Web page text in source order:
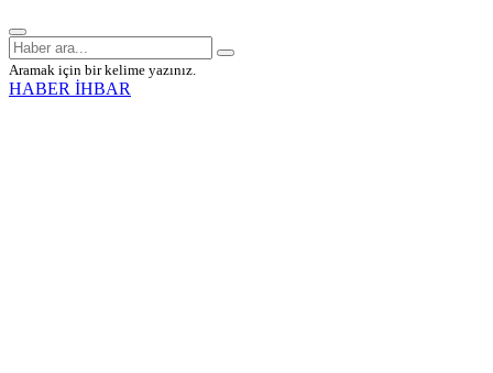
Aramak için bir kelime yazınız.
HABER İHBAR